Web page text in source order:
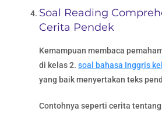
Soal Reading
Cerita Pendek
Kemampuan membaca
di kelas 2.soal bahasa Inggris
yang baik menyertakan teks
Contohnya seperti cerita